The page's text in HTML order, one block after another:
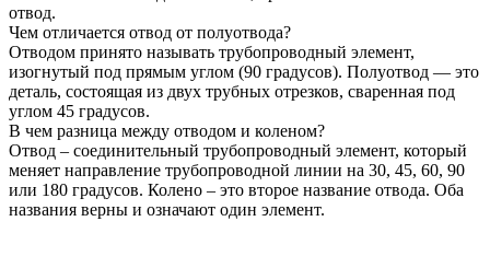
отвод.
Чем отличается отвод от полуотвода?
Отводом принято называть трубопроводный элемент,
изогнутый под прямым углом (90 градусов). Полуотвод — это
деталь, состоящая из двух трубных отрезков, сваренная под
углом 45 градусов.
В чем разница между отводом и коленом?
Отвод ‒ соединительный трубопроводный элемент, который
меняет направление трубопроводной линии на 30, 45, 60, 90
или 180 градусов. Колено ‒ это второе название отвода. Оба
названия верны и означают один элемент.